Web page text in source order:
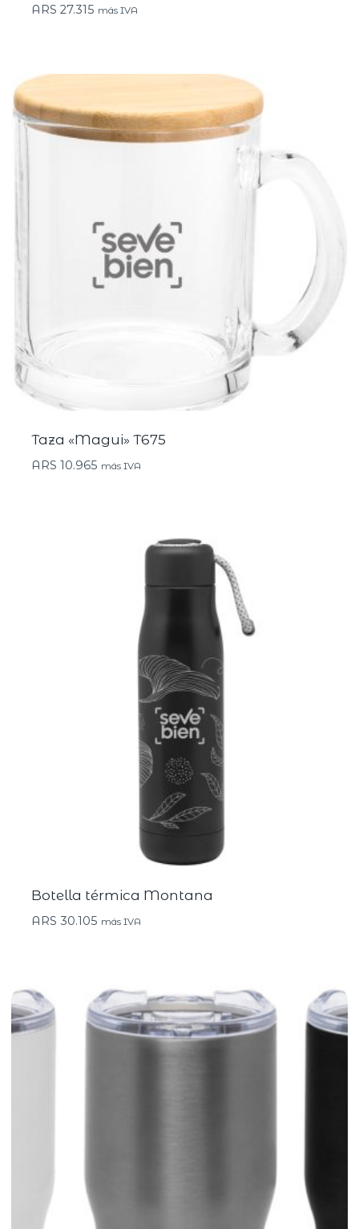
ARS 27.315 más IVA
Taza «Magui» T675
ARS 10.965 más IVA
Botella térmica Montana
ARS 30.105 más IVA